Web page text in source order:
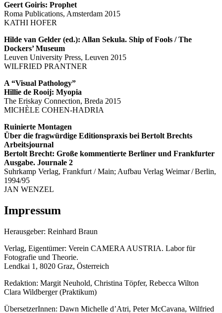
Geert Goiris: Prophet
Roma Publications, Amsterdam 2015
KATHI HOFER
Hilde van Gelder (ed.): Allan Sekula. Ship of Fools / The
Dockers’ Museum
Leuven University Press, Leuven 2015
WILFRIED PRANTNER
A “Visual Pathology”
Hillie de Rooij: Myopia
The Eriskay Connection, Breda 2015
MICHÈLE COHEN-HADRIA
Ruinierte Montagen
Über die fragwürdige Editionspraxis bei Bertolt Brechts
Arbeitsjournal
Bertolt Brecht: Große kommentierte Berliner und Frankfurter
Ausgabe. Journale 2
Suhrkamp Verlag, Frankfurt / Main; Aufbau Verlag Weimar / Berlin,
1994/95
JAN WENZEL
Impressum
Herausgeber: Reinhard Braun
Verlag, Eigentümer: Verein CAMERA AUSTRIA. Labor für
Fotografie und Theorie.
Lendkai 1, 8020 Graz, Österreich
Redaktion: Margit Neuhold, Christina Töpfer, Rebecca Wilton
Clara Wildberger (Praktikum)
ÜbersetzerInnen: Dawn Michelle d’Atri, Peter McCavana, Wilfried